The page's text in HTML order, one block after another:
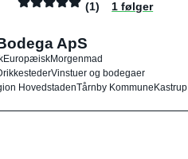
(1) 1 følger
ApS
EuropæiskMorgenmad
Vinstuer og bodegaer
HovedstadenTårnby KommuneKastrup